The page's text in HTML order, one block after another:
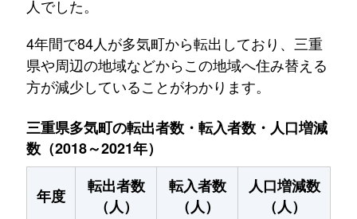
人でした。
4年間で84人が多気町から転出しており、三重
県や周辺の地域などからこの地域へ住み替える
方が減少していることがわかります。
三重県多気町の転出者数・転入者数・人口増減
数（2018～2021年）
年度
転出者数
（人）
転入者数
（人）
人口増減数
（人）